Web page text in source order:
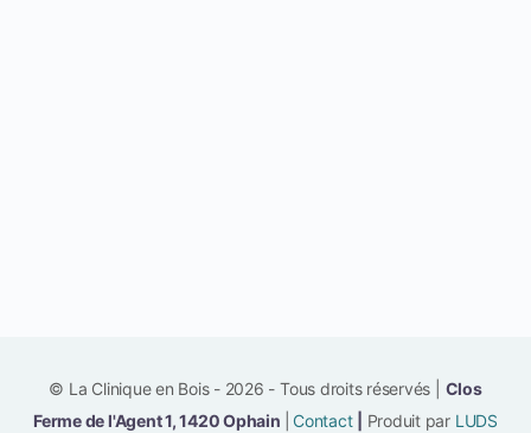
© La Clinique en Bois - 2026 - Tous droits réservés | Clos
Ferme de l'Agent 1, 1420 Ophain
Contact Produit par LUDS